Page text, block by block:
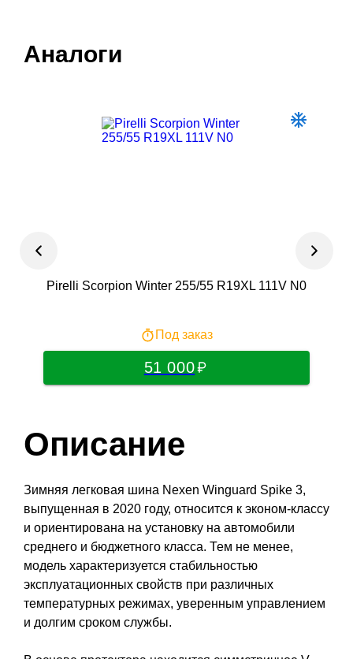
Аналоги
Pirelli Scorpion Winter 255/55 R19XL 111V N0
Под заказ
51 000
Описание
Зимняя легковая шина Nexen Winguard Spike 3,
выпущенная в 2020 году, относится к эконом-классу
и ориентирована на установку на автомобили
среднего и бюджетного класса. Тем не менее,
модель характеризуется стабильностью
эксплуатационных свойств при различных
температурных режимах, уверенным управлением
и долгим сроком службы.